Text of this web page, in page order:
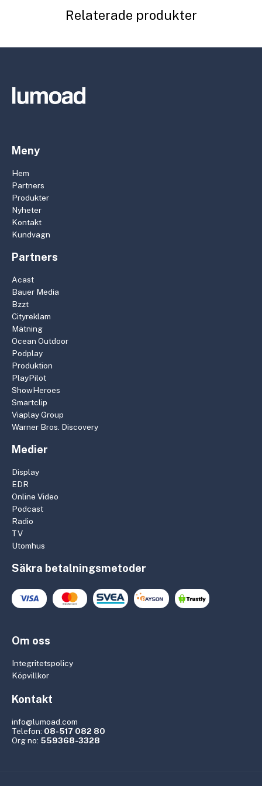
Relaterade produkter
Meny
Hem
Partners
Produkter
Nyheter
Kontakt
Kundvagn
Partners
Acast
Bauer Media
Bzzt
Cityreklam
Mätning
Ocean Outdoor
Podplay
Produktion
PlayPilot
ShowHeroes
Smartclip
Viaplay Group
Warner Bros. Discovery
Medier
Display
EDR
Online Video
Podcast
Radio
TV
Utomhus
Säkra betalningsmetoder
Om oss
Integritetspolicy
Köpvillkor
Kontakt
info@lumoad.com
Telefon: 08-517 082 80
Org no: 559368-3328